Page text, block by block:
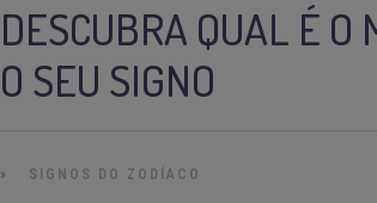
DESCUBRA QUAL É O
O SEU SIGNO
» SIGNOS DO ZODÍACO